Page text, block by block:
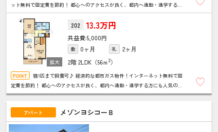
ット無料で固定費を節約！ 都心へのアクセスが良く、都内へ通勤・通学する方
にも人気のエリア！ ワークスペースがあり、リモートワークにもおススメ♪
202 13.3万円
5,000円
敷 0ヶ月 礼
2ヶ月
2階 2LDK（56ｍ 2）
猫1匹まで飼養可♪ 経済的な都市ガス物件！インターネット無料で固
定費を節約！ 都心へのアクセスが良く、都内へ通勤・通学する方にも人気のエ
リア！ ワークスペースがあり、リモートワークにもおススメ！
アパート メゾンヨシコーＢ